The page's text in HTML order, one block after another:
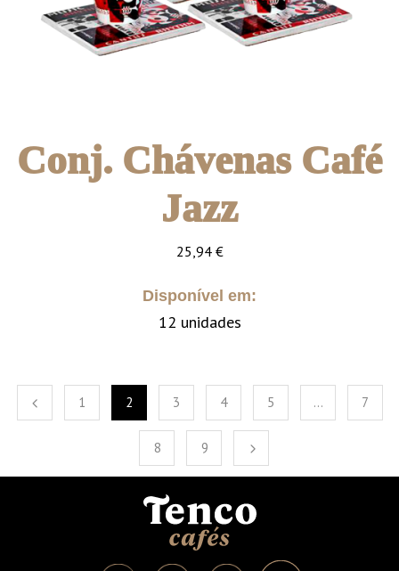
Conj. Chávenas Café
Jazz
25,94 €
Disponível em:
12 unidades
1 2 3 4 5 … 7
8 9